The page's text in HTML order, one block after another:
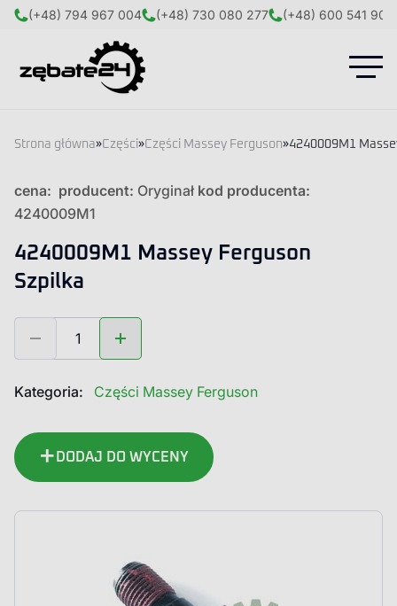
(+48) 794 967 004 (+48) 730 080 277 (+48) 600 541 908
Strona główna»Części»Części Massey Ferguson»4240009M1
cena: producent: Oryginał kod producenta:
4240009M1
4240009M1 Massey Ferguson
Szpilka
4240009M1
Ferguson
DODAJ DO WYCENY
Kategoria: Części Massey Ferguson